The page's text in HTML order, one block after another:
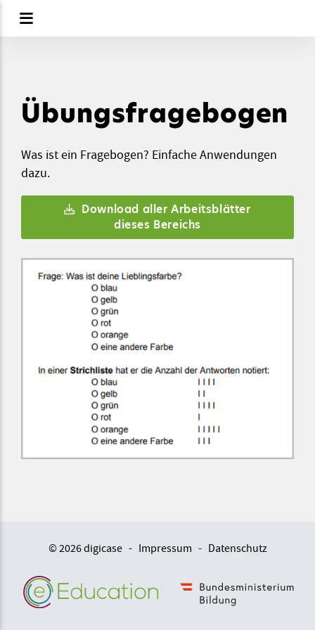
Übungsfragebogen
Was ist ein Fragebogen? Einfache Anwendungen
dazu.
Download aller Arbeitsblätter
dieses Bereichs
© 2026 digicase - Impressum - Datenschutz